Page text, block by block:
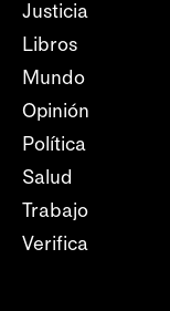
Justicia
Libros
Mundo
Opinión
Política
Salud
Trabajo
Verifica